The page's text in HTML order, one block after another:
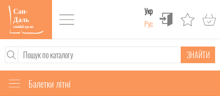
Укр
Рус
ЗНАЙТИ
Балетки літні